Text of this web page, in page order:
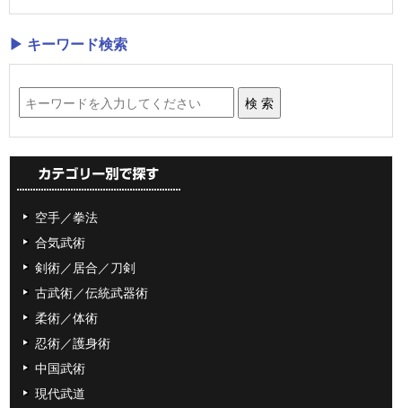
▶ キーワード検索
空手／拳法
合気武術
剣術／居合／刀剣
古武術／伝統武器術
柔術／体術
忍術／護身術
中国武術
現代武道